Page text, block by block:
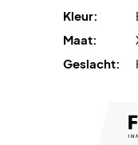
Kleur:
Maat:
Geslacht: